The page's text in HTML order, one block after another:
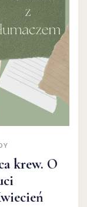
krew. O